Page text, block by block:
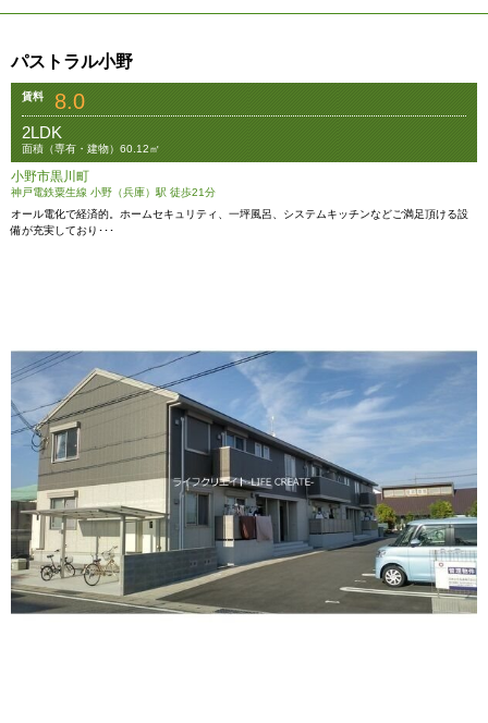
パストラル小野
賃料 8.0
2LDK
面積（専有・建物）60.12㎡
小野市黒川町
神戸電鉄粟生線 小野（兵庫）駅 徒歩21分
オール電化で経済的。ホームセキュリティ、一坪風呂、システムキッチンなどご満足頂ける設
備が充実しており･･･